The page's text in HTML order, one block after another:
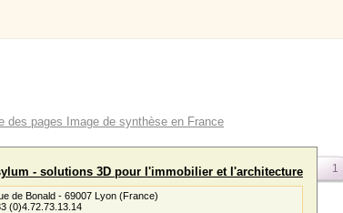
des pages Image de synthèse en France
- solutions 3D pour l'immobilier et l'architecture
de Bonald - 69007 Lyon (France)
(0)4.72.73.13.14
1